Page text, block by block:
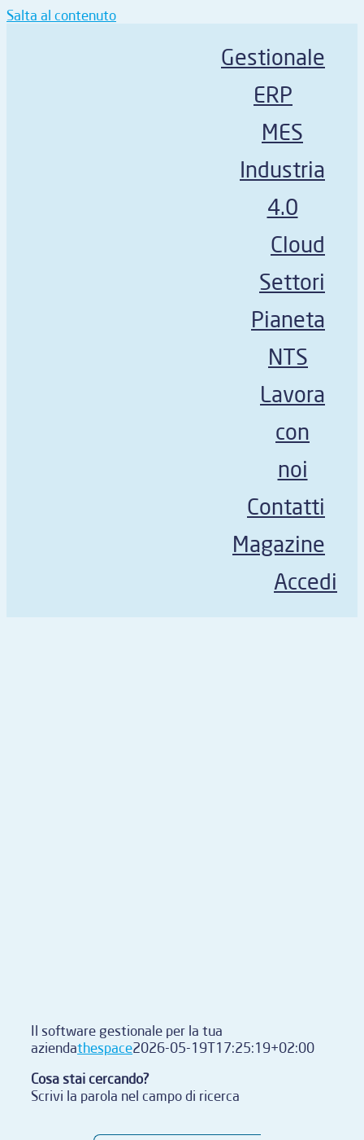
Salta al contenuto
Gestionale
ERP
MES
Industria
4.0
Cloud
Settori
Pianeta
NTS
Lavora
con
noi
Contatti
Magazine
Accedi
Il software gestionale per la tua
aziendathespace2026-05-19T17:25:19+02:00
Cosa stai cercando?
Scrivi la parola nel campo di ricerca